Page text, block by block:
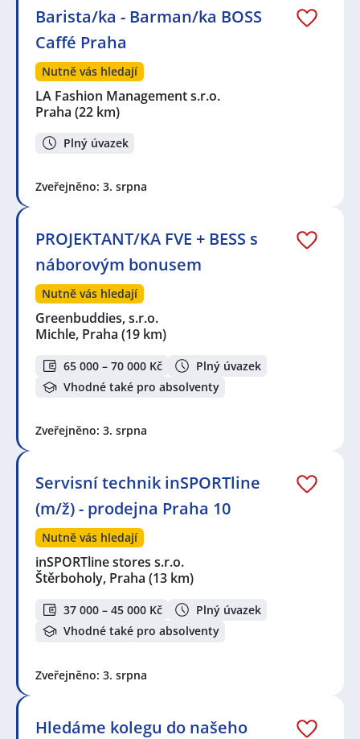
Barista/ka - Barman/ka BOSS
Caffé Praha
Nutně vás hledají
LA Fashion Management s.r.o.
Praha (22 km)
Plný úvazek
Zveřejněno: 3. srpna
PROJEKTANT/KA FVE + BESS s
náborovým bonusem
Nutně vás hledají
Greenbuddies, s.r.o.
Michle, Praha (19 km)
65 000 – 70 000 Kč
Plný úvazek
Vhodné také pro absolventy
Zveřejněno: 3. srpna
Servisní technik inSPORTline
(m/ž) - prodejna Praha 10
Nutně vás hledají
inSPORTline stores s.r.o.
Štěrboholy, Praha (13 km)
37 000 – 45 000 Kč
Plný úvazek
Vhodné také pro absolventy
Zveřejněno: 3. srpna
Hledáme kolegu do našeho